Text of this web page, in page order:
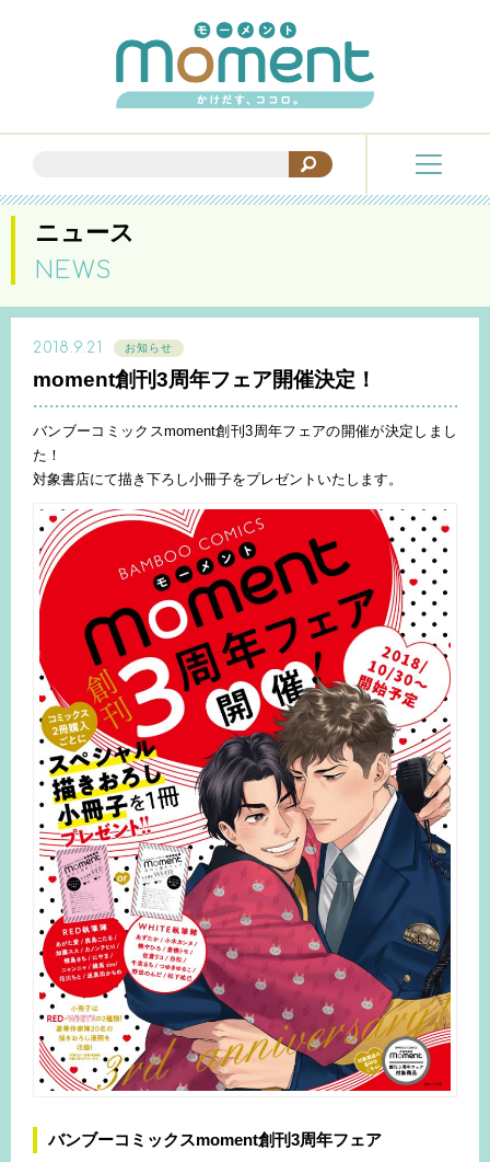
ニュース
NEWS
2018.9.21 お知らせ
moment創刊3周年フェア開催決定！
バンブーコミックスmoment創刊3周年フェアの開催が決定しまし
た！
対象書店にて描き下ろし小冊子をプレゼントいたします。
バンブーコミックスmoment創刊3周年フェア